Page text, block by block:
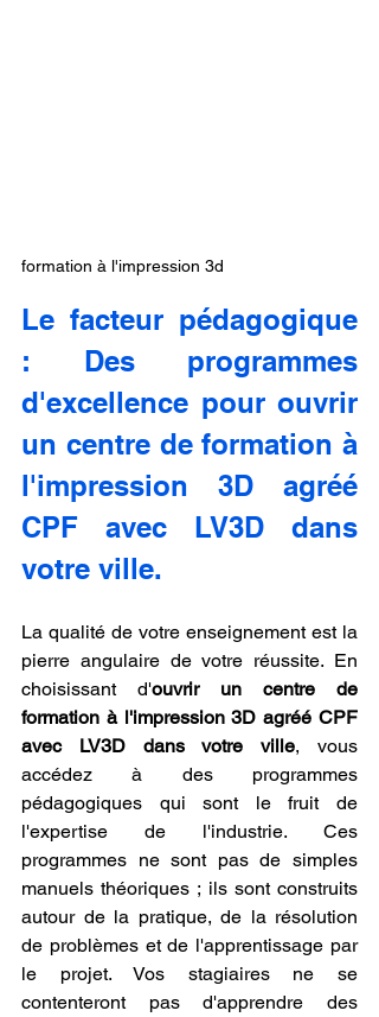
formation à l'impression 3d
Le facteur pédagogique
: Des programmes
d'excellence pour ouvrir
un centre de formation à
l'impression 3D agréé
CPF avec LV3D dans
votre ville.
La qualité de votre enseignement est la
pierre angulaire de votre réussite. En
choisissant d'ouvrir un centre de
formation à l'impression 3D agréé CPF
avec LV3D dans votre ville, vous
accédez à des programmes
pédagogiques qui sont le fruit de
l'expertise de l'industrie. Ces
programmes ne sont pas de simples
manuels théoriques ; ils sont construits
autour de la pratique, de la résolution
de problèmes et de l'apprentissage par
le projet. Vos stagiaires ne se
contenteront pas d'apprendre des